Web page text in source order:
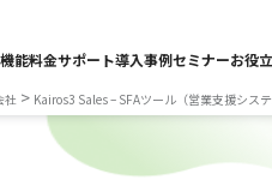
機能料金サポート導入事例セミナーお役
社 > Kairos3 Sales – SFAツール（営業支援システ